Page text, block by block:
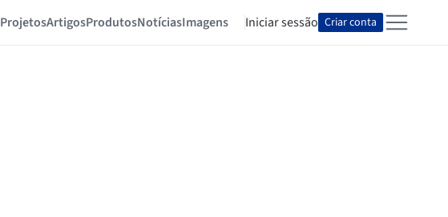
ProjetosArtigosProdutosNotíciasImagens Iniciar sessão Criar conta